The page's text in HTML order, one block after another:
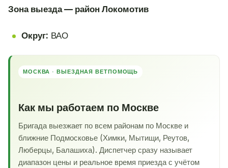
Зона выезда — район Локомотив
Округ: ВАО
МОСКВА · ВЫЕЗДНАЯ ВЕТПОМОЩЬ
Как мы работаем по Москве
Бригада выезжает по всем районам по Москве и
ближние Подмосковье (Химки, Мытищи, Реутов,
Люберцы, Балашиха). Диспетчер сразу называет
диапазон цены и реальное время приезда с учётом